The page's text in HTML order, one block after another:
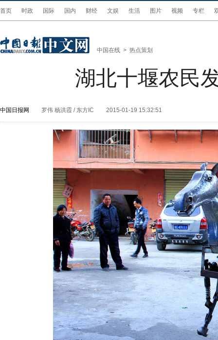
首页 时政 国际 国内 财经 文娱 生活 图片 视频 专栏
中国在线 > 热点策划
湖北十堰农民
中国日报网 罗伟 杨洪霞 / 东方IC 2015-01-19 15:32:51